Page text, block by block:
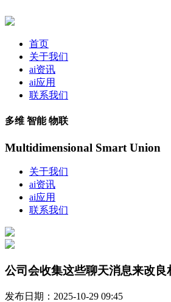
首页
关于我们
ai资讯
ai应用
联系我们
多维 智能 物联
Multidimensional Smart Union
关于我们
ai资讯
ai应用
联系我们
公司会收集这些聊天消息来改良
发布日期：2025-10-29 09:45